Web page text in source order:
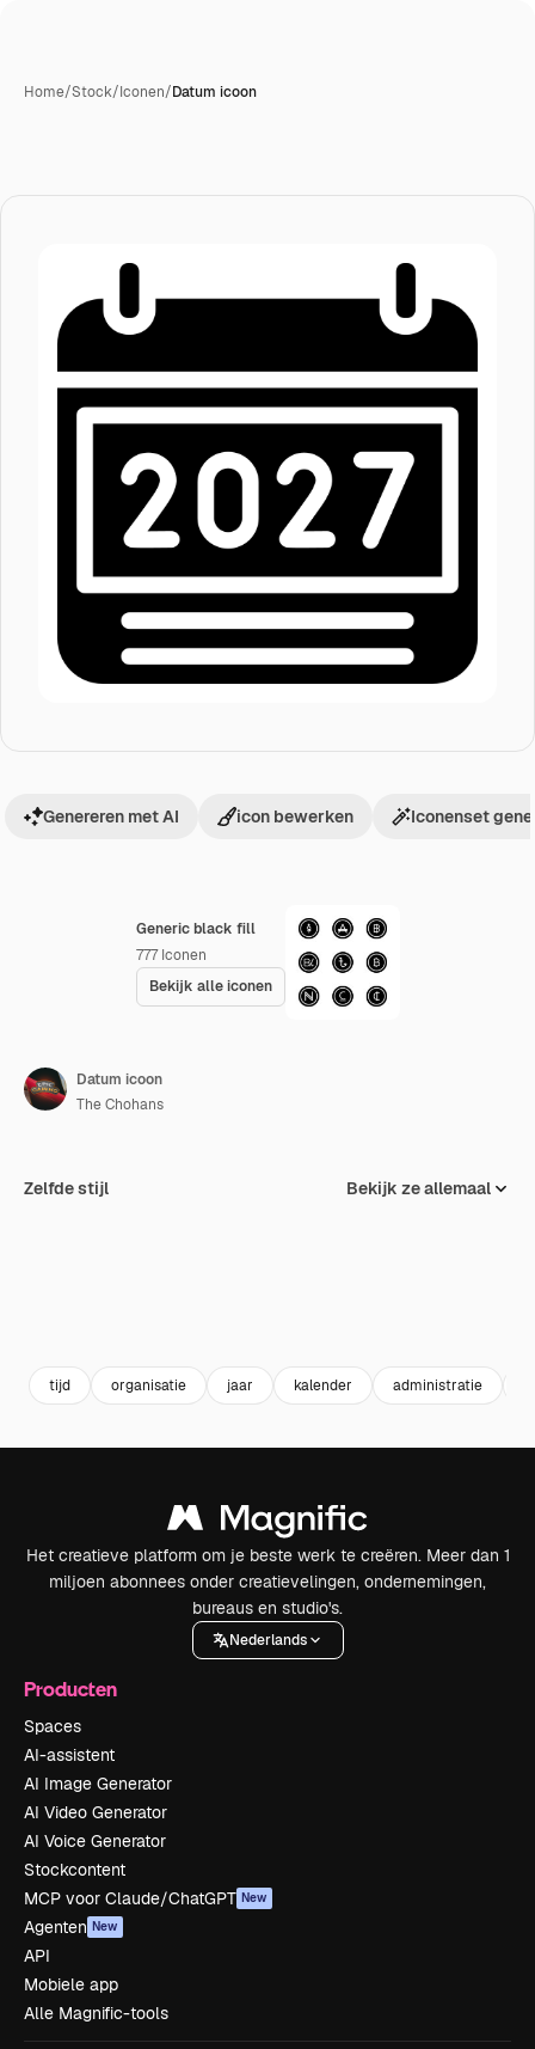
Home/Stock/Iconen/Datum icoon
Generic black fill
777 Iconen
Bekijk alle iconen
Genereren met AI icon bewerken Iconenset
Datum icoon
The Chohans
Zelfde stijl Bekijk ze allemaal
tijd organisatie jaar kalender administratie
Het creatieve platform om je beste werk te creëren. Meer dan 1
miljoen abonnees onder creatievelingen, ondernemingen,
bureaus en studio's.
Nederlands
Producten
Spaces
AI-assistent
AI Image Generator
AI Video Generator
AI Voice Generator
Stockcontent
MCP voor Claude/ChatGPT New
Agenten New
API
Mobiele app
Alle Magnific-tools